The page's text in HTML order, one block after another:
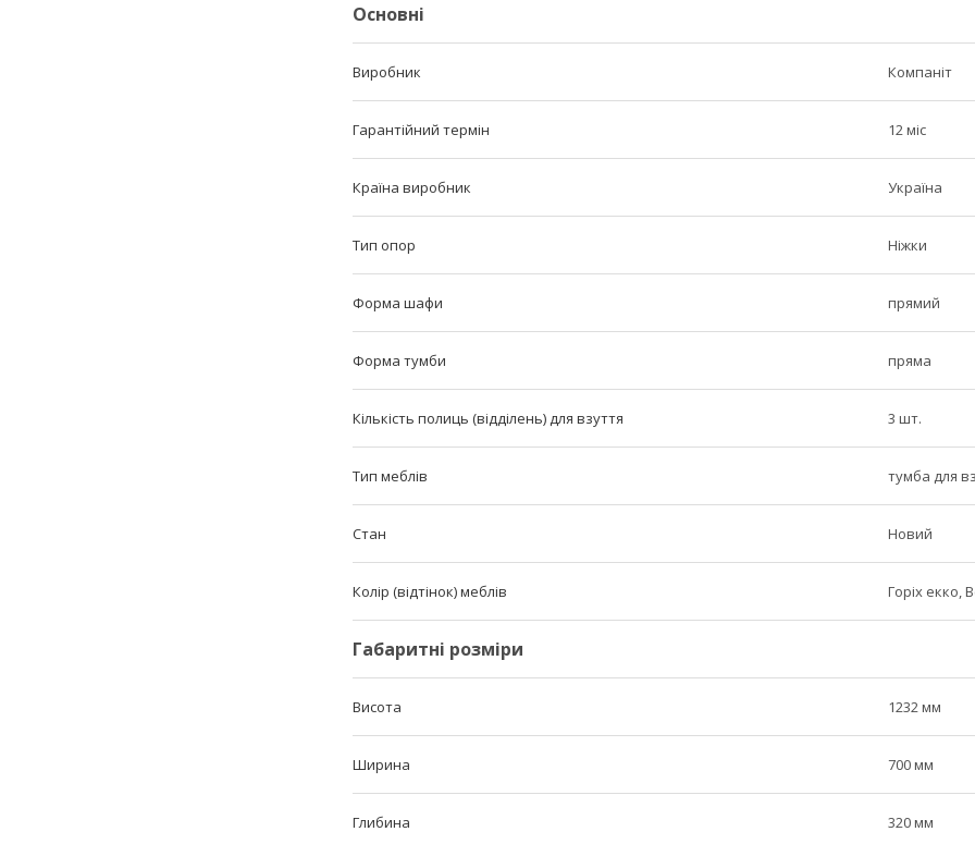
Основні
Виробник Компаніт
Гарантійний термін 12 міс
Країна виробник Україна
Тип опор Ніжки
Форма шафи прямий
Форма тумби пряма
Кількість полиць (відділень) для взуття 3 шт.
Тип меблів тумба для
Стан Новий
Колір (відтінок) меблів Горіх екко,
Габаритні розміри
Висота 1232 мм
Ширина 700 мм
Глибина 320 мм